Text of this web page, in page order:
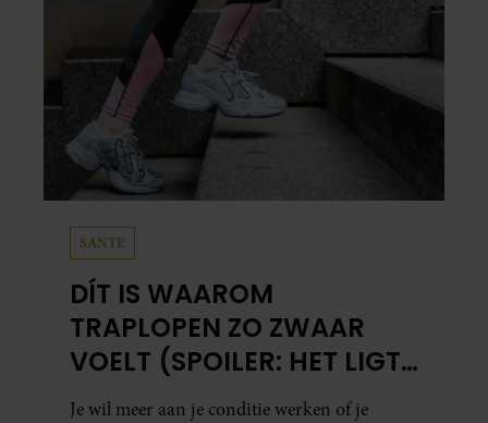
SANTE
DÍT IS WAAROM
TRAPLOPEN ZO ZWAAR
VOELT (SPOILER: HET LIGT
NIET AAN JE CONDITIE)
Je wil meer aan je conditie werken of je